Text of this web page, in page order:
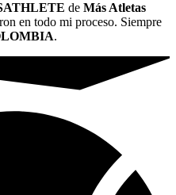
de Más Atletas
en todo mi proceso. Siempre
.